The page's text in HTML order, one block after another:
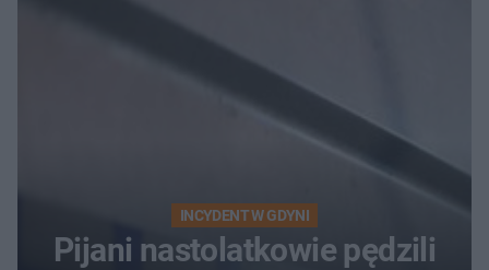
INCYDENT W GDYNI
Pijani nastolatkowie pędzili